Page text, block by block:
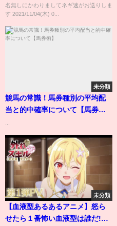
名無しにかわりましてネギ速がお送りしま
す 2021/11/04(木) 0...
未分類
競馬の常識！馬券種別の平均配
当と的中確率について【馬券
未分類
【血液型あるあるアニメ】怒ら
せたら１番怖い血液型は誰だ!?